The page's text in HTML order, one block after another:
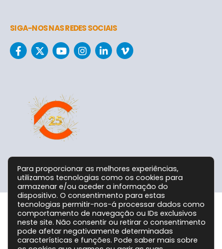
SIGA-NOS NAS REDES SOCIAIS
Grupo CPC @ 2026. Todos os Direitos Reservados!
Para proporcionar as melhores experiências,
utilizamos tecnologias como os cookies para
armazenar e/ou aceder a informação do
dispositivo. O consentimento para estas
tecnologias permitir-nos-á processar dados como
comportamento de navegação ou IDs exclusivos
neste site. Não consentir ou retirar o consentimento
pode afetar negativamente determinadas
características e funções. Pode saber mais sobre